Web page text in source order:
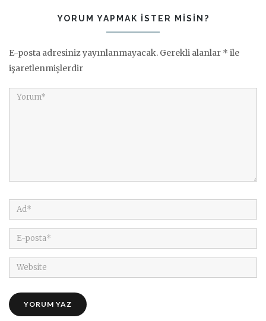
YORUM YAPMAK ISTER MISIN?
E-posta adresiniz yayınlanmayacak. Gerekli alanlar * ile
işaretlenmişlerdir